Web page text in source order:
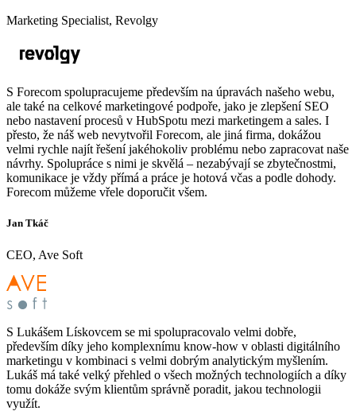
Marketing Specialist, Revolgy
S Forecom spolupracujeme především na úpravách našeho webu,
ale také na celkové marketingové podpoře, jako je zlepšení SEO
nebo nastavení procesů v HubSpotu mezi marketingem a sales. I
přesto, že náš web nevytvořil Forecom, ale jiná firma, dokážou
velmi rychle najít řešení jakéhokoliv problému nebo zapracovat naše
návrhy. Spolupráce s nimi je skvělá – nezabývají se zbytečnostmi,
komunikace je vždy přímá a práce je hotová včas a podle dohody.
Forecom můžeme vřele doporučit všem.
Jan Tkáč
CEO, Ave Soft
S Lukášem Lískovcem se mi spolupracovalo velmi dobře,
především díky jeho komplexnímu know-how v oblasti digitálního
marketingu v kombinaci s velmi dobrým analytickým myšlením.
Lukáš má také velký přehled o všech možných technologiích a díky
tomu dokáže svým klientům správně poradit, jakou technologii
využít.